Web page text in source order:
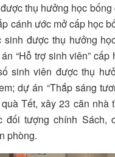
thụ hưởng học
cánh ước mở cấp học
sinh được thụ hưởng
“Hỗ trợ sinh viên”
sinh viên được thụ
dự án “Thắp sáng
Tết, xây 23 căn nhà
đối tượng chính Sách,
phòng.